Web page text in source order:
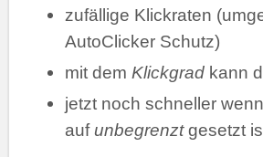
zufällige Klickraten
AutoClicker Schutz)
mit dem Klickgrad kann
jetzt noch schneller
aufunbegrenztgesetzt